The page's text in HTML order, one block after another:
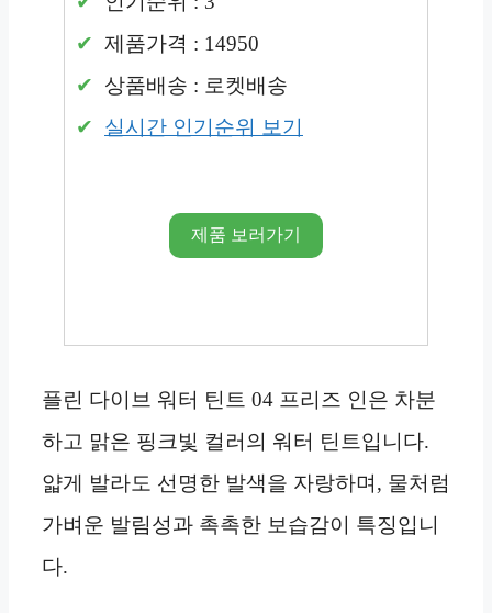
제품가격 : 14950
상품배송 : 로켓배송
실시간 인기순위 보기
제품 보러가기
플린 다이브 워터 틴트 04 프리즈 인은 차분
하고 맑은 핑크빛 컬러의 워터 틴트입니다.
얇게 발라도 선명한 발색을 자랑하며, 물처럼
가벼운 발림성과 촉촉한 보습감이 특징입니
다.